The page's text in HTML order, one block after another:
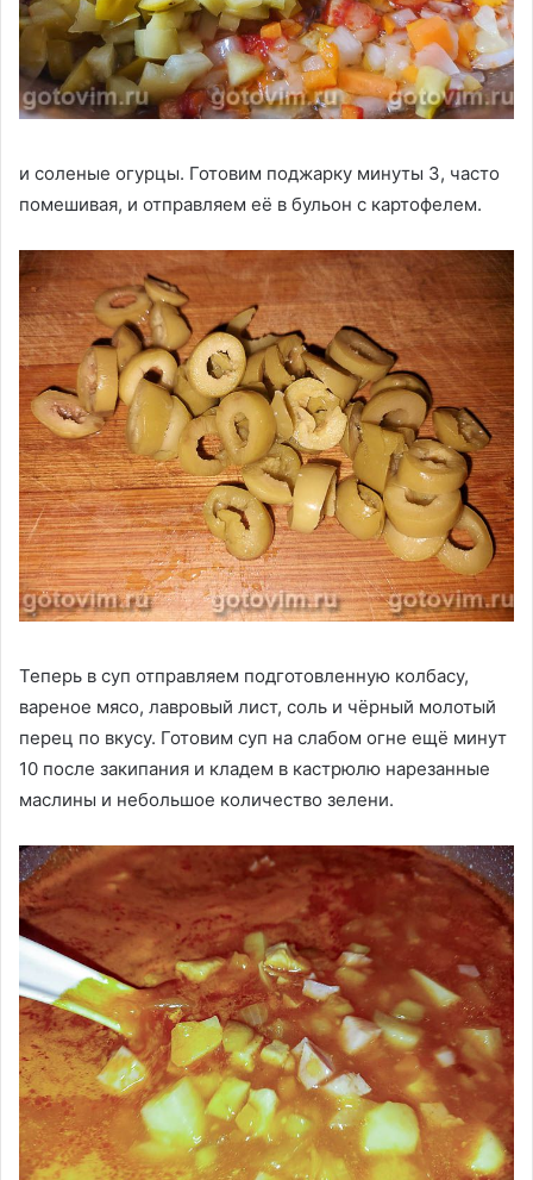
и соленые огурцы. Готовим поджарку минуты 3, часто
помешивая, и отправляем её в бульон с картофелем.
Теперь в суп отправляем подготовленную колбасу,
вареное мясо, лавровый лист, соль и чёрный молотый
перец по вкусу. Готовим суп на слабом огне ещё минут
10 после закипания и кладем в кастрюлю нарезанные
маслины и небольшое количество зелени.